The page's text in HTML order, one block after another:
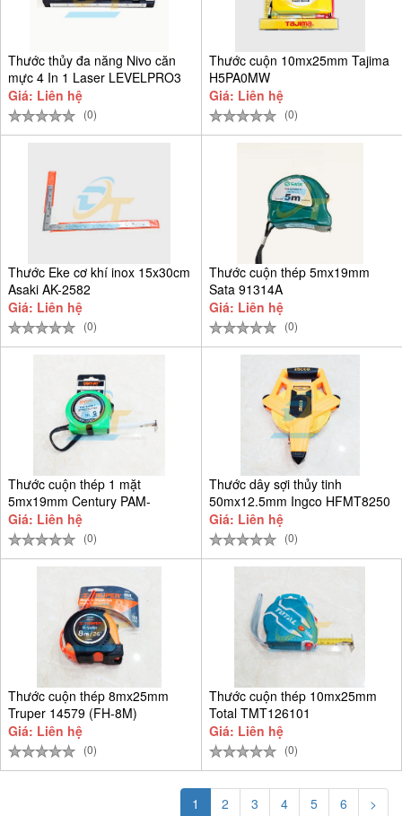
Thước thủy đa năng Nivo căn
mực 4 In 1 Laser LEVELPRO3
Giá: Liên hệ
(0)
Thước cuộn 10mx25mm Tajima
H5PA0MW
Giá: Liên hệ
(0)
Thước Eke cơ khí inox 15x30cm
Asaki AK-2582
Giá: Liên hệ
(0)
Thước cuộn thép 5mx19mm
Sata 91314A
Giá: Liên hệ
(0)
Thước cuộn thép 1 mặt
5mx19mm Century PAM-
CEN5M-T
Giá: Liên hệ
(0)
Thước dây sợi thủy tinh
50mx12.5mm Ingco HFMT8250
Giá: Liên hệ
(0)
Thước cuộn thép 8mx25mm
Truper 14579 (FH-8M)
Giá: Liên hệ
(0)
Thước cuộn thép 10mx25mm
Total TMT126101
Giá: Liên hệ
(0)
1 2 3 4 5 6 >